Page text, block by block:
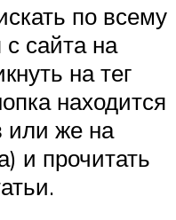
по всему
с сайта на
на тег
находится
или же на
и прочитать